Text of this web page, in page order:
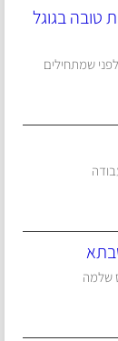
טובה בגוגל
שלמה